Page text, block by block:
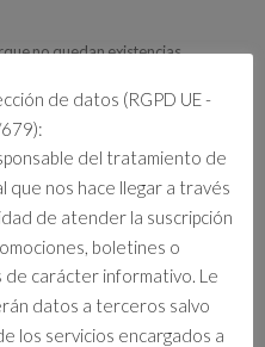
no quedan existencias.
de datos (RGPD UE -
del tratamiento de
nos hace llegar a través
de atender la suscripción
boletines o
de carácter informativo. Le
datos a terceros salvo
los servicios encargados a